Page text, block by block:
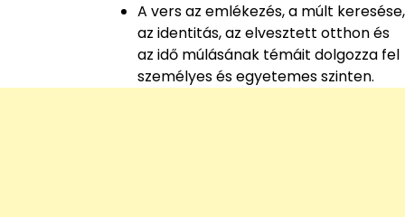
A vers az emlékezés, a múlt keresése,
az identitás, az elvesztett otthon és
az idő múlásának témáit dolgozza fel
személyes és egyetemes szinten.